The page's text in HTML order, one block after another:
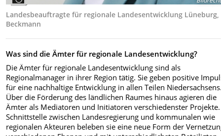
Landesbeauftragte für regionale Landesentwicklung Lüneburg,
Beckmann
Was sind die Ämter für regionale Landesentwicklung?
Die Ämter für regionale Landesentwicklung sind als
Regionalmanager in ihrer Region tätig. Sie geben positive
für eine nachhaltige Entwicklung in allen Teilen
Über die Förderung des ländlichen Raumes hinaus agieren die
Ämter als Mediatoren und Initiatoren verschiedenster
Schnittstelle zwischen Landesregierung und kommunalen wie
regionalen Akteuren beleben sie eine neue Form der